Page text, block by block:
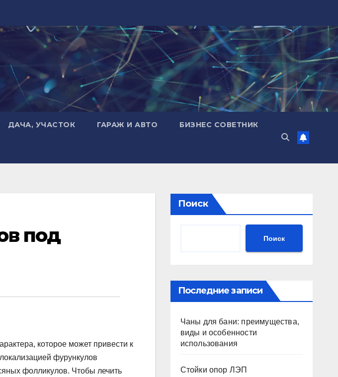
ДАЧА, УЧАСТОК ГАРАЖ И АВТО БИЗНЕС СОВЕТНИК
под
которое может привести к
фурункулов
фолликулов. Чтобы лечить
Поиск
Поиск
Последние записи
Чаны для бани: преимущества,
виды и особенности
использования
Стойки опор ЛЭП